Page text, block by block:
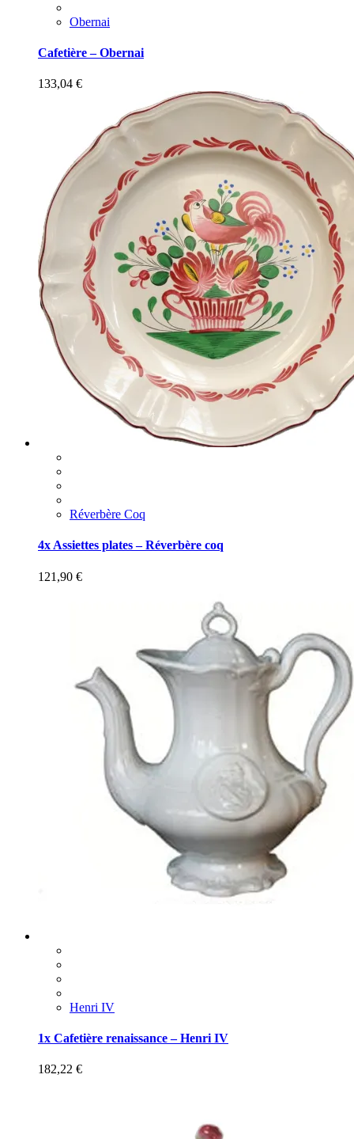
Obernai
Cafetière – Obernai
133,04 €
Réverbère Coq
4x Assiettes plates – Réverbère coq
121,90 €
Henri IV
1x Cafetière renaissance – Henri IV
182,22 €